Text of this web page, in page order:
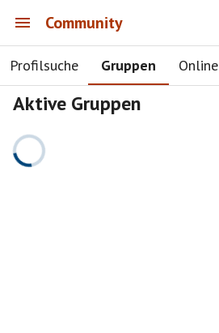
Community
Profilsuche Gruppen
Aktive Gruppen